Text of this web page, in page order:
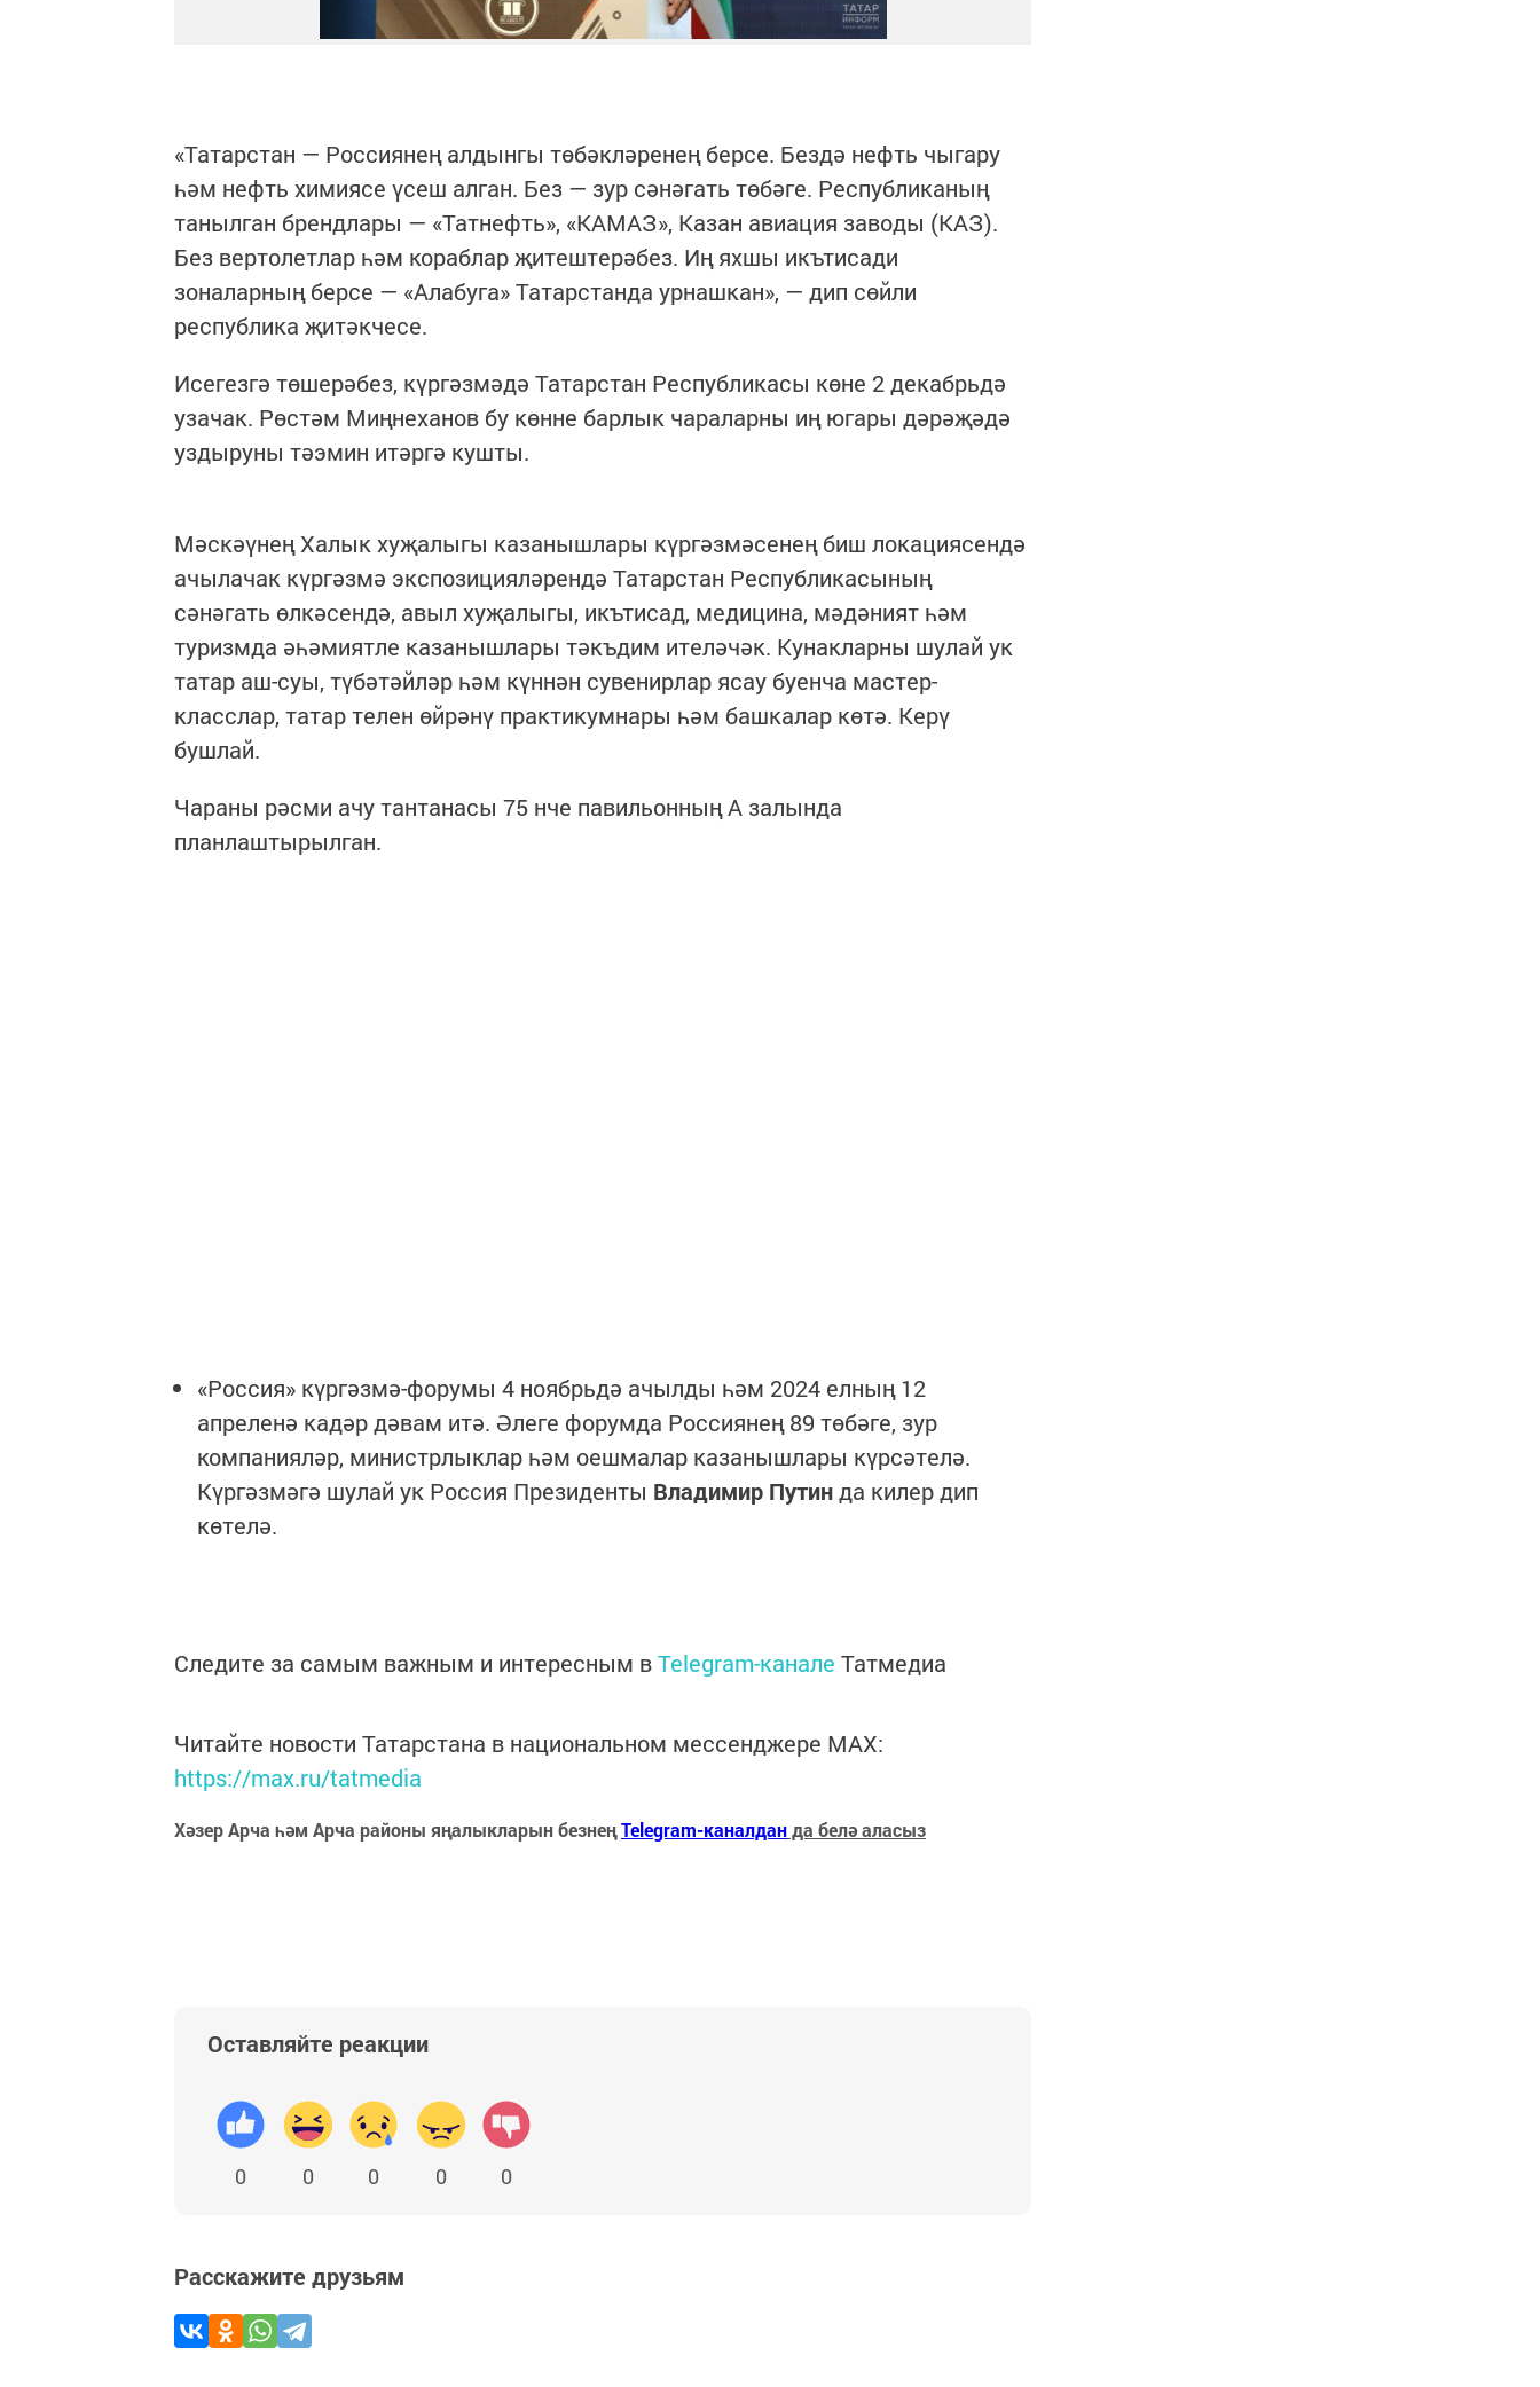
«Татарстан — Россиянең алдынгы төбәкләренең берсе. Бездә нефть чыгару
һәм нефть химиясе үсеш алган. Без — зур сәнәгать төбәге. Республиканың
танылган брендлары — «Татнефть», «КАМАЗ», Казан авиация заводы (КАЗ).
Без вертолетлар һәм кораблар җитештерәбез. Иң яхшы икътисади
зоналарның берсе — «Алабуга» Татарстанда урнашкан», — дип сөйли
республика җитәкчесе.
Исегезгә төшерәбез, күргәзмәдә Татарстан Республикасы көне 2 декабрьдә
узачак. Рөстәм Миңнеханов бу көнне барлык чараларны иң югары дәрәҗәдә
уздыруны тәэмин итәргә кушты.
Мәскәүнең Халык хуҗалыгы казанышлары күргәзмәсенең биш локациясендә
ачылачак күргәзмә экспозицияләрендә Татарстан Республикасының
сәнәгать өлкәсендә, авыл хуҗалыгы, икътисад, медицина, мәдәният һәм
туризмда әһәмиятле казанышлары тәкъдим ителәчәк. Кунакларны шулай ук
татар аш-суы, түбәтәйләр һәм күннән сувенирлар ясау буенча мастер-
класслар, татар телен өйрәнү практикумнары һәм башкалар көтә. Керү
бушлай.
Чараны рәсми ачу тантанасы 75 нче павильонның А залында
планлаштырылган.
«Россия» күргәзмә-форумы 4 ноябрьдә ачылды һәм 2024 елның 12
апреленә кадәр дәвам итә. Әлеге форумда Россиянең 89 төбәге, зур
компанияләр, министрлыклар һәм оешмалар казанышлары күрсәтелә.
Күргәзмәгә шулай ук Россия Президенты Владимир Путинда килер дип
көтелә.
Следите за самым важным и интересным вTelegram-канале Татмедиа
Читайте новости Татарстана в национальном мессенджере MАХ:
https://max.ru/tatmedia
Хәзер Арча һәм Арча районы яңалыкларын безнеңTelegram-каналданда белә аласыз
Оставляйте реакции
0 0 0 0 0
Расскажите друзьям